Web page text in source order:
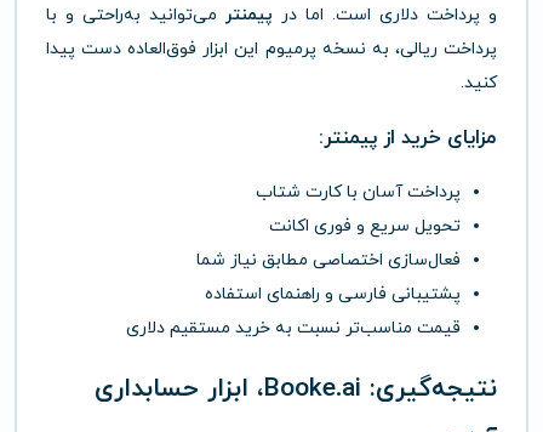
و پرداخت دلاری است. اما در پیمنتر می‌توانید به‌راحتی و با
پرداخت ریالی، به نسخه پرمیوم این ابزار فوق‌العاده دست پیدا
کنید.
مزایای خرید از پیمنتر:
پرداخت آسان با کارت شتاب
تحویل سریع و فوری اکانت
فعال‌سازی اختصاصی مطابق نیاز شما
پشتیبانی فارسی و راهنمای استفاده
قیمت مناسب‌تر نسبت به خرید مستقیم دلاری
نتیجه‌گیری: Booke.ai، ابزار حسابداری